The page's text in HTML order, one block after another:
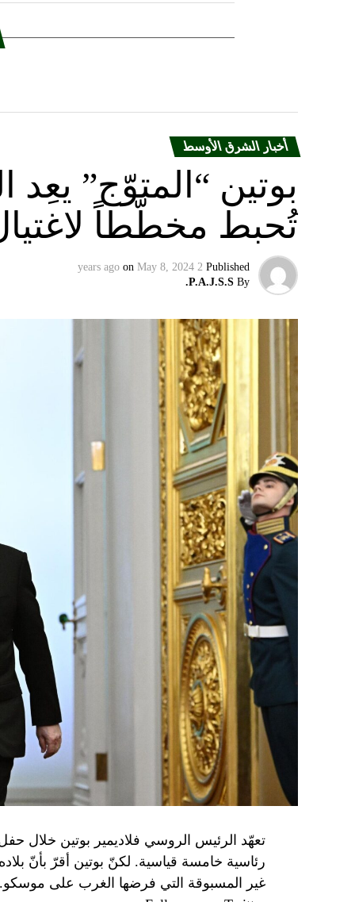
أخبار الشرق الأوسط
بوتين “المتوّج”
تُحبط مخطّطاً
Published
2 years ago
on May 8, 2024
By
P.A.J.S.S.
تعهّد الرئيس الروسي فلاديمير بوتين خلال
رئاسية خامسة قياسية. لكنّ بوتين أقرّ بأنّ
غير المسبوقة التي فرضها الغرب على موسكو.